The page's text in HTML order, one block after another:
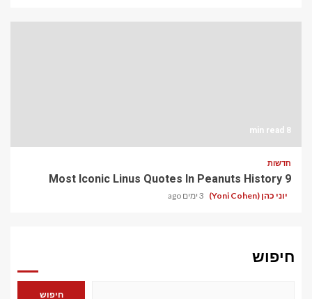
8 min read
חדשות
9 Most Iconic Linus Quotes In Peanuts History
יוני כהן (Yoni Cohen) 3 ימים ago
חיפוש
חיפוש